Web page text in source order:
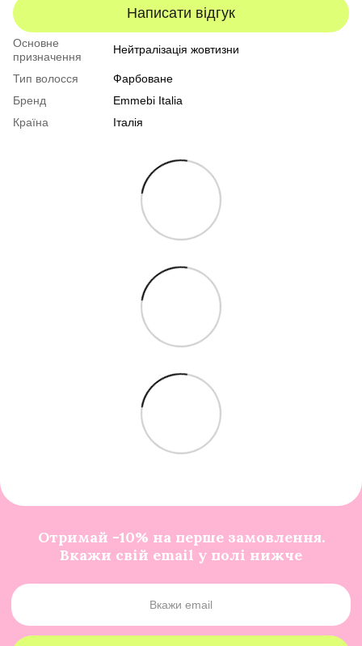
Написати відгук
Основне
призначення
Нейтралізація жовтизни
Тип волосся
Фарбоване
Бренд
Emmebi Italia
Країна
Італія
Отримай -10% на перше замовлення.
Вкажи свій email у полі нижче